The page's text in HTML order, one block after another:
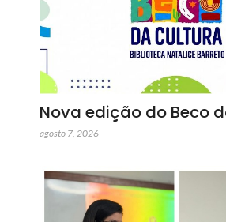
Nova edição do Beco
agosto 7, 2026